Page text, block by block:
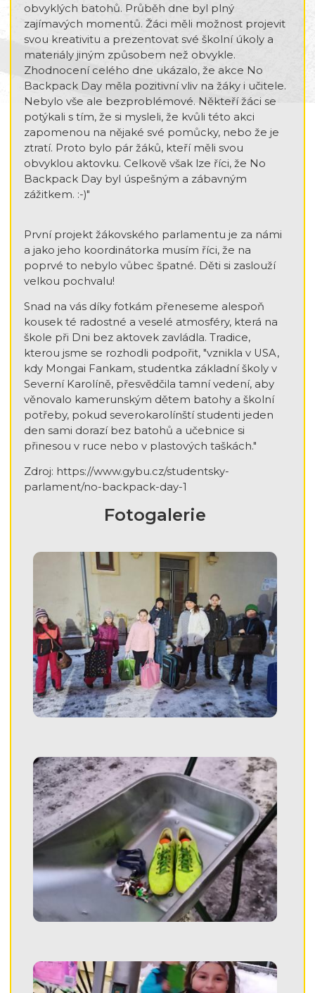
obvyklých batohů. Průběh dne byl plný
zajímavých momentů. Žáci měli možnost projevit
svou kreativitu a prezentovat své školní úkoly a
materiály jiným způsobem než obvykle.
Zhodnocení celého dne ukázalo, že akce No
Backpack Day měla pozitivní vliv na žáky i učitele.
Nebylo vše ale bezproblémové. Někteří žáci se
potýkali s tím, že si mysleli, že kvůli této akci
zapomenou na nějaké své pomůcky, nebo že je
ztratí. Proto bylo pár žáků, kteří měli svou
obvyklou aktovku. Celkově však lze říci, že No
Backpack Day byl úspešným a zábavným
zážitkem. :-)"
První projekt žákovského parlamentu je za námi
a jako jeho koordinátorka musím říci, že na
poprvé to nebylo vůbec špatné. Děti si zaslouží
velkou pochvalu!
Snad na vás díky fotkám přeneseme alespoň
kousek té radostné a veselé atmosféry, která na
škole při Dni bez aktovek zavládla. Tradice,
kterou jsme se rozhodli podpořit, "vznikla v USA,
kdy Mongai Fankam, studentka základní školy v
Severní Karolíně, přesvědčila tamní vedení, aby
věnovalo kamerunským dětem batohy a školní
potřeby, pokud severokarolínští studenti jeden
den sami dorazí bez batohů a učebnice si
přinesou v ruce nebo v plastových taškách."
Zdroj: https://www.gybu.cz/studentsky-
parlament/no-backpack-day-1
Fotogalerie